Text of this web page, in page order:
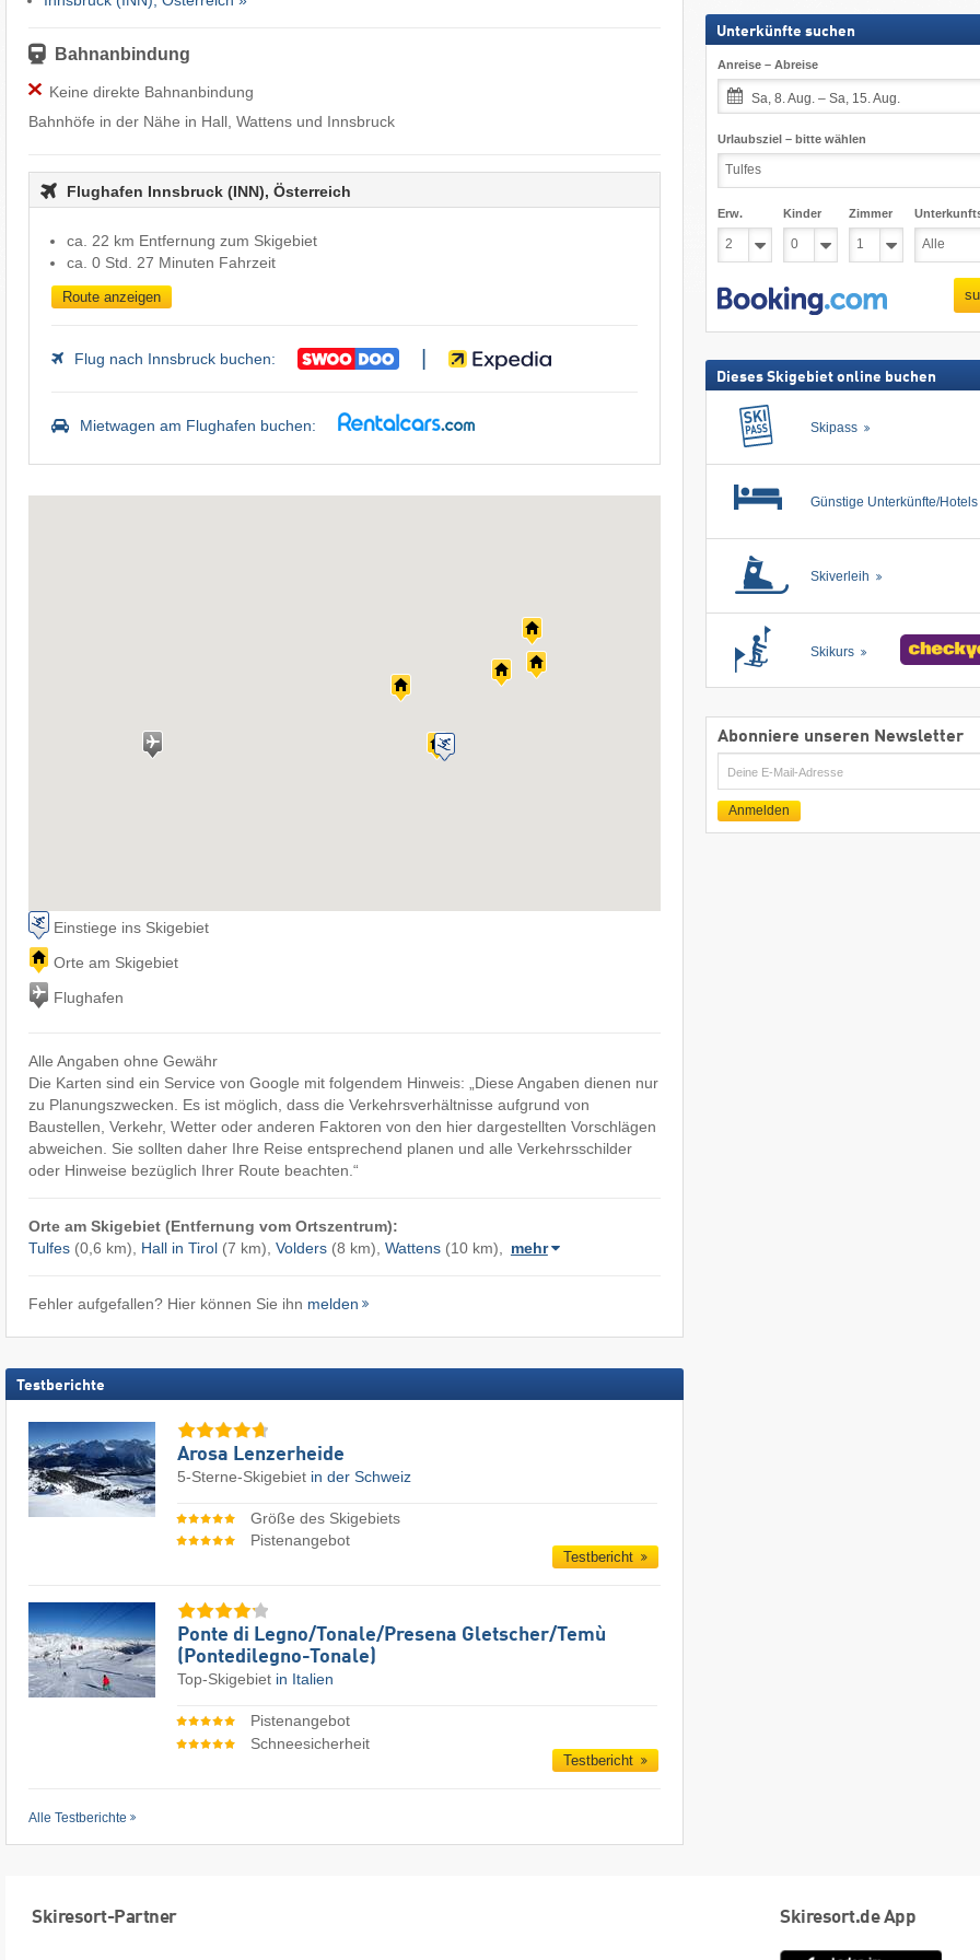
Bahnanbindung
Keine direkte Bahnanbindung
Bahnhöfe in der Nähe in Hall, Wattens und Innsbruck
Flughafen Innsbruck (INN), Österreich
ca. 22 km Entfernung zum Skigebiet
ca. 0 Std. 27 Minuten Fahrzeit
Route anzeigen
Flug nach Innsbruck buchen:
Mietwagen am Flughafen buchen:
Einstiege ins Skigebiet
Orte am Skigebiet
Flughafen
Alle Angaben ohne Gewähr
Die Karten sind ein Service von Google mit folgendem Hinweis: „Diese Angaben dienen nur
zu Planungszwecken. Es ist möglich, dass die Verkehrsverhältnisse aufgrund von
Baustellen, Verkehr, Wetter oder anderen Faktoren von den hier dargestellten Vorschlägen
abweichen. Sie sollten daher Ihre Reise entsprechend planen und alle Verkehrsschilder
oder Hinweise bezüglich Ihrer Route beachten.“
Orte am Skigebiet (Entfernung vom Ortszentrum):
Tulfes(0,6 km), Hall in Tirol(7 km), Volders(8 km), Wattens(10 km), mehr
Fehler aufgefallen? Hier können Sie ihn melden
Testberichte
Arosa Lenzerheide
5-Sterne-Skigebiet in der Schweiz
Größe des Skigebiets
Pistenangebot
Testbericht
Ponte di Legno/​Tonale/​Presena Gletscher/​Temù
(Pontedilegno-Tonale)
Top-Skigebiet in Italien
Pistenangebot
Schneesicherheit
Testbericht
Alle Testberichte
Unterkünfte suchen
Anreise – Abreise
Sa, 8. Aug. – Sa, 15. Aug.
Urlaubsziel – bitte wählen
Erw. Kinder Zimmer
Dieses Skigebiet online buchen
Skipass
Günstige Unterkünfte/Hotels
Skiverleih
Skikurs
Abonniere unseren Newsletter
E-
Mail
Anmelden
Skiresort-Partner Skiresort.de App